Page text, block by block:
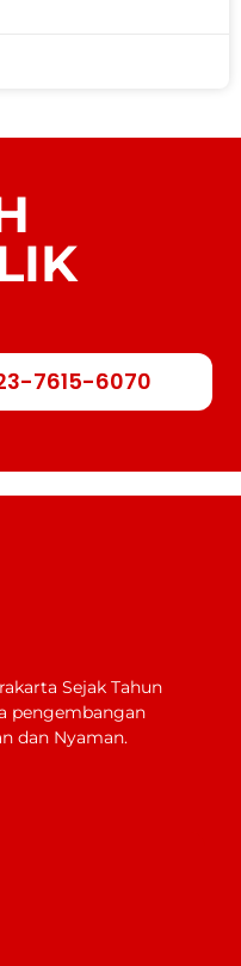
7615-6070
Sejak Tahun
pengembangan
dan Nyaman.